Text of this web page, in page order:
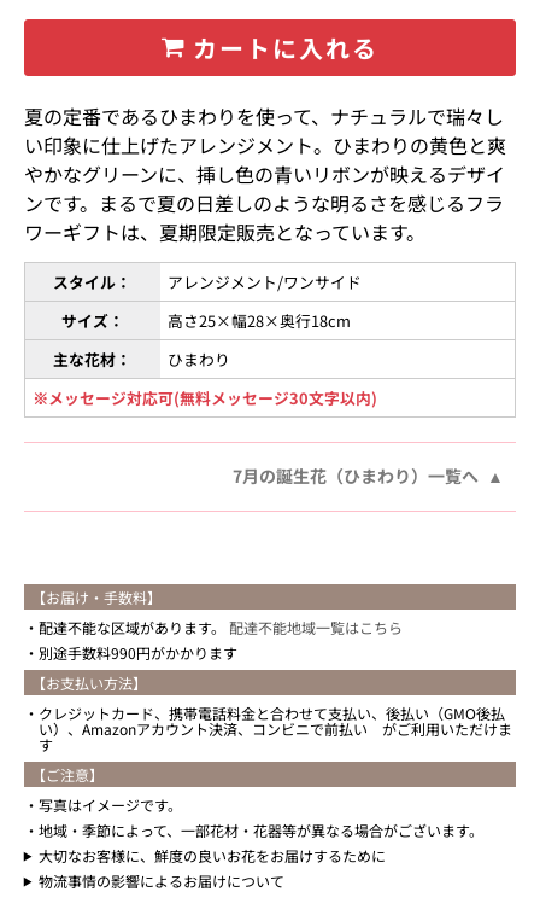
カートに入れる
夏の定番であるひまわりを使って、ナチュラルで瑞々し
い印象に仕上げたアレンジメント。ひまわりの黄色と爽
やかなグリーンに、挿し色の青いリボンが映えるデザイ
ンです。まるで夏の日差しのような明るさを感じるフラ
ワーギフトは、夏期限定販売となっています。
スタイル：
アレンジメント/ワンサイド
サイズ：
高さ25×幅28×奥行18cm
主な花材：
ひまわり
※メッセージ対応可(無料メッセージ30文字以内)
7月の誕生花（ひまわり）一覧へ
【お届け・手数料】
配達不能な区域があります。 配達不能地域一覧はこちら
別途手数料990円がかかります
【お支払い方法】
クレジットカード、携帯電話料金と合わせて支払い、後払い（GMO後払
い）、Amazonアカウント決済、コンビニで前払い がご利用いただけま
す
【ご注意】
写真はイメージです。
地域・季節によって、一部花材・花器等が異なる場合がございます。
大切なお客様に、鮮度の良いお花をお届けするために
物流事情の影響によるお届けについて